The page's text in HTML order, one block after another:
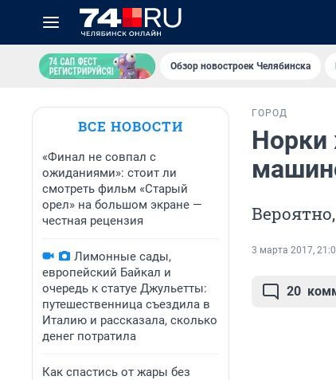
Обзор новостроек Челябинска
ВСЕ НОВОСТИ
«Финал не совпал с
ожиданиями»: стоит ли
смотреть фильм «Старый
орел» на большом экране —
честная рецензия
Лимонные сады,
европейский Байкал и
очередь к статуе Джульетты:
путешественница съездила в
Италию и рассказала, сколько
денег потратила
Как спастись от жары без
ГОРОД
Норки
3 марта 2017,
20